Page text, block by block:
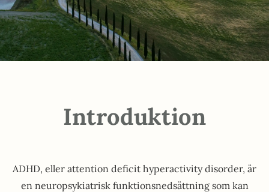
Introduktion
ADHD, eller attention deficit hyperactivity disorder, är
en neuropsykiatrisk funktionsnedsättning som kan